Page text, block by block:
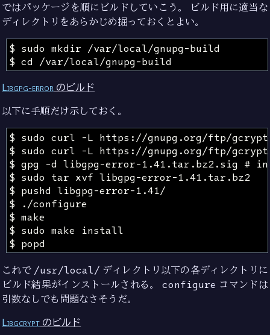
ではパッケージを順にビルドしていこう。 ビルド用に適当な
ディレクトリをあらかじめ掘っておくとよい。
Libgpg-error のビルド
以下に手順だけ示しておく。
$ sudo tar xvf libgpg-error-1.41.tar.bz2
これで /usr/local/ ディレクトリ以下の各ディレクトリに
ビルド結果がインストールされる。configure コマンドは
引数なしでも問題なさそうだ。
Libgcrypt のビルド